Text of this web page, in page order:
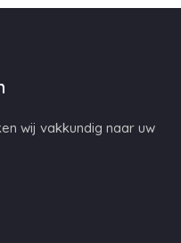
wij vakkundig naar uw